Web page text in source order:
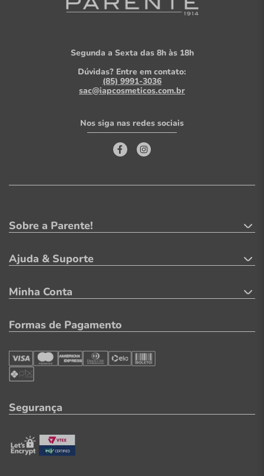
Segunda a Sexta das 8h às 18h
Dúvidas? Entre em contato:
(85) 9991-3036
sac@iapcosmeticos.com.br
Nos siga nas redes sociais
Sobre a Parente!
Ajuda & Suporte
Minha Conta
Formas de Pagamento
Segurança